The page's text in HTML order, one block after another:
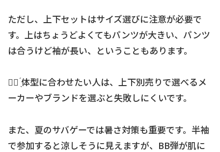
ただし、上下セットはサイズ選びに注意が必要で
す。上はちょうどよくてもパンツが大きい、パンツ
は合うけど袖が長い、ということもあります。
☝🏻 ̖́体型に合わせたい人は、上下別売りで選べるメ
ーカーやブランドを選ぶと失敗しにくいです。
また、夏のサバゲーでは暑さ対策も重要です。半袖
で参加すると涼しそうに見えますが、BB弾が肌に